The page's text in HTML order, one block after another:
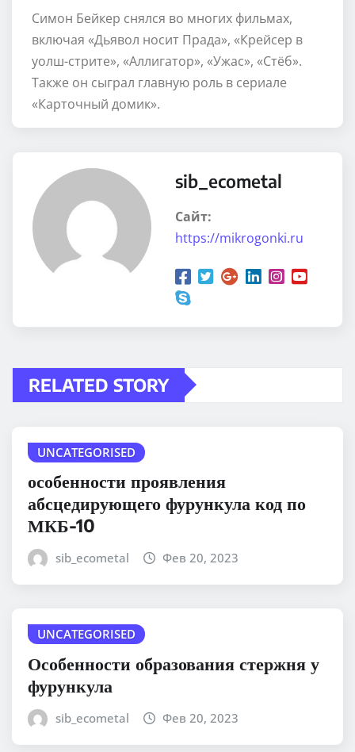
Симон Бейкер снялся во многих фильмах,
включая «Дьявол носит Прада», «Крейсер в
уолш-стрите», «Аллигатор», «Ужас», «Стёб».
Также он сыграл главную роль в сериале
«Карточный домик».
sib_ecometal
Сайт:
https://mikrogonki.ru
RELATED STORY
UNCATEGORISED
особенности проявления
абсцедирующего фурункула код по
МКБ-10
sib_ecometal Фев 20, 2023
UNCATEGORISED
Особенности образования стержня у
фурункула
sib_ecometal Фев 20, 2023